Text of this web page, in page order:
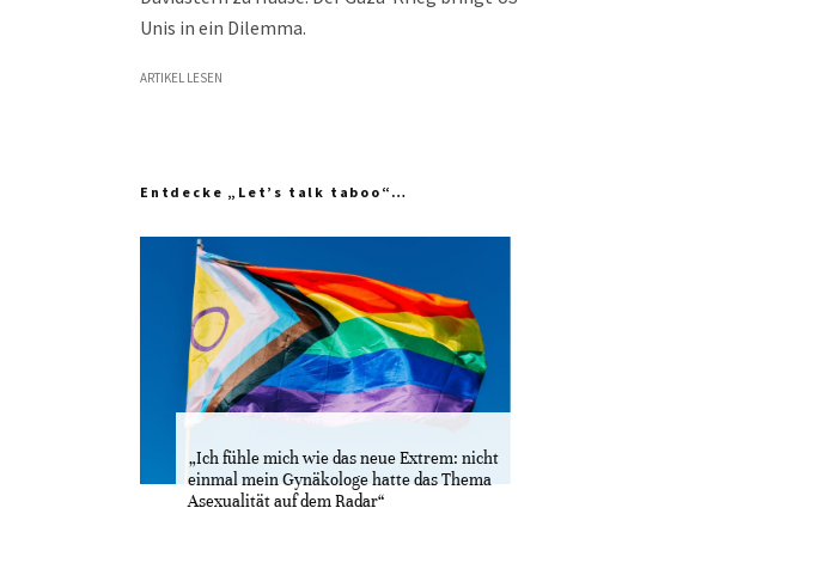
Unis in ein Dilemma.
ARTIKEL LESEN
Entdecke „Let’s talk taboo“…
„Ich fühle mich wie das neue Extrem: nicht
einmal mein Gynäkologe hatte das Thema
Asexualität auf dem Radar“